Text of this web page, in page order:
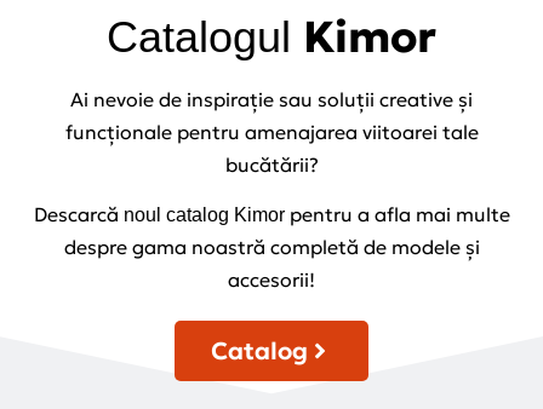
Catalogul Kimor
Ai nevoie de inspirație sau soluții creative și
funcționale pentru amenajarea viitoarei tale
bucătării?
Descarcă noul catalog Kimorpentru a afla mai multe
despre gama noastră completă de modele și
accesorii!
Catalog